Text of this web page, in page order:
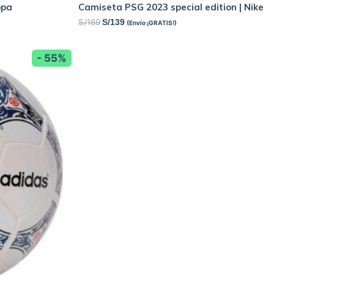
Camiseta PSG 2023 special edition | Nike
S/169 S/139 (Envío ¡GRATIS!)
- 55%